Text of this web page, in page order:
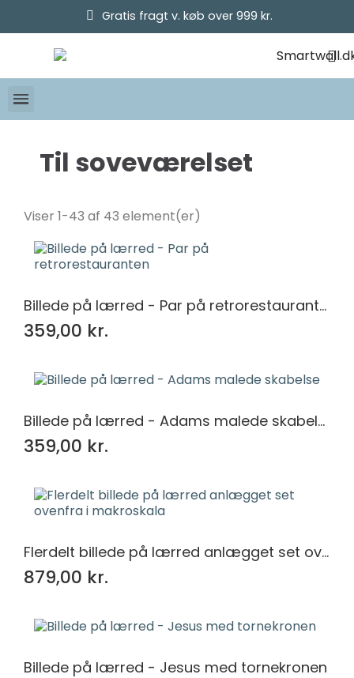
Gratis fragt v. køb over 999 kr.
kr.
kr.
Størrelse
120x75
3
120x80
120x90
150x90
3
160x120
3
200x120
200x150
250x150
3
30x20
28
60x40
6
Til soveværelset
Viser 1-43 af 43 element(er)
Billede på lærred - Par på retrorestauranten
359,00 kr.
Billede på lærred - Adams malede skabelse
359,00 kr.
Flerdelt billede på lærred anlægget set ovenfra i makroskala
879,00 kr.
Billede på lærred - Jesus med tornekronen